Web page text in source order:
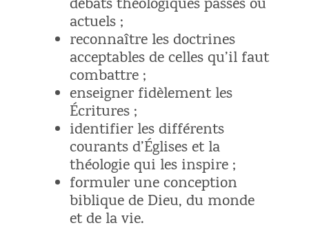
débats théologiques passés ou
actuels ;
reconnaître les doctrines
acceptables de celles qu’il faut
combattre ;
enseigner fidèlement les
Écritures ;
identifier les différents
courants d’Églises et la
théologie qui les inspire ;
formuler une conception
biblique de Dieu, du monde
et de la vie.